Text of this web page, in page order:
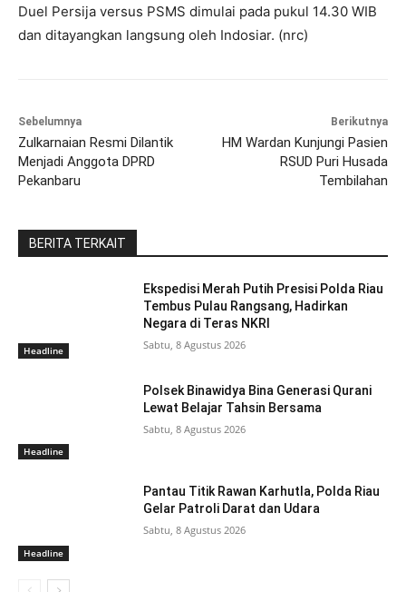
Duel Persija versus PSMS dimulai pada pukul 14.30 WIB
dan ditayangkan langsung oleh Indosiar. (nrc)
Sebelumnya
Zulkarnaian Resmi Dilantik
Menjadi Anggota DPRD
Pekanbaru
Berikutnya
HM Wardan Kunjungi Pasien
RSUD Puri Husada
Tembilahan
BERITA TERKAIT
Headline
Ekspedisi Merah Putih Presisi Polda Riau
Tembus Pulau Rangsang, Hadirkan
Negara di Teras NKRI
Sabtu, 8 Agustus 2026
Headline
Polsek Binawidya Bina Generasi Qurani
Lewat Belajar Tahsin Bersama
Sabtu, 8 Agustus 2026
Headline
Pantau Titik Rawan Karhutla, Polda Riau
Gelar Patroli Darat dan Udara
Sabtu, 8 Agustus 2026